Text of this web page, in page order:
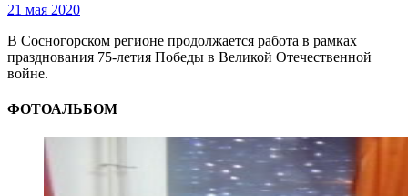
21 мая 2020
В Сосногорском регионе продолжается работа в рамках
празднования 75-летия Победы в Великой Отечественной
войне.
ФОТОАЛЬБОМ